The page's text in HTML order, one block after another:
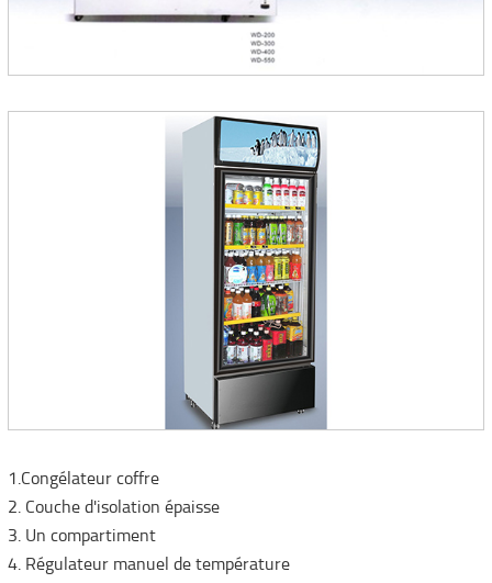
1.Congélateur coffre
2. Couche d'isolation épaisse
3. Un compartiment
4. Régulateur manuel de température